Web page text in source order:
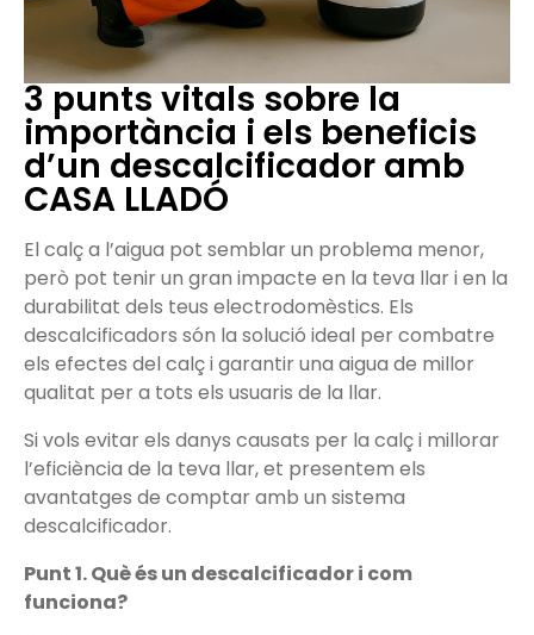
3 punts vitals sobre la
importància i els beneficis
d’un descalcificador amb
CASA LLADÓ
El calç a l’aigua pot semblar un problema menor,
però pot tenir un gran impacte en la teva llar i en la
durabilitat dels teus electrodomèstics. Els
descalcificadors són la solució ideal per combatre
els efectes del calç i garantir una aigua de millor
qualitat per a tots els usuaris de la llar.
Si vols evitar els danys causats per la calç i millorar
l’eficiència de la teva llar, et presentem els
avantatges de comptar amb un sistema
descalcificador.
Punt 1. Què és un descalcificador i com
funciona?